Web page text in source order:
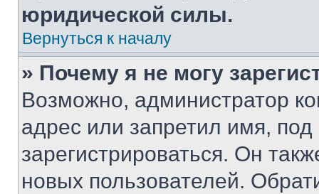
юридической силы.
Вернуться к началу
» Почему я не могу
Возможно, администратор
адрес или запретил имя,
зарегистрироваться. Он
новых пользователей.